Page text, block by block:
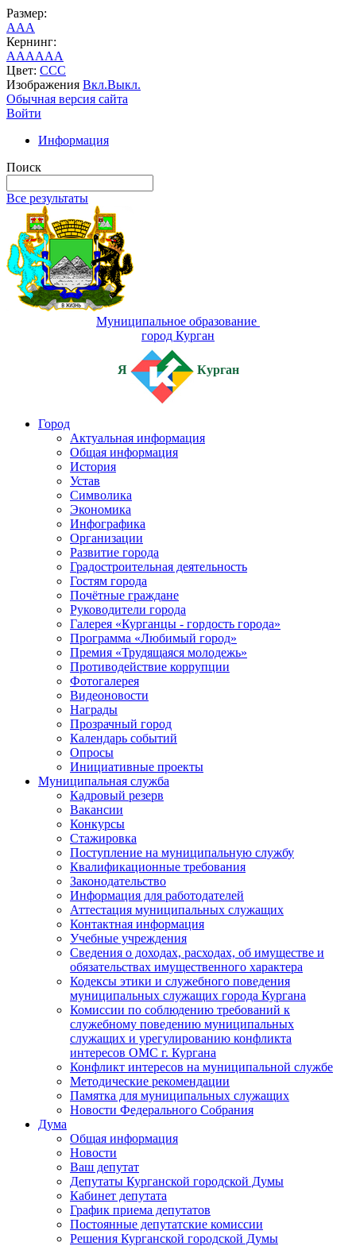
Размер:
AAA
Кернинг:
AAAAAA
Цвет: CCC
Изображения Вкл.Выкл.
Обычная версия сайта
Войти
Информация
Поиск
Все результаты
Муниципальное образование
город Курган
Я Курган
Город
Актуальная информация
Общая информация
История
Устав
Символика
Экономика
Инфографика
Организации
Развитие города
Градостроительная деятельность
Гостям города
Почётные граждане
Руководители города
Галерея «Курганцы - гордость города»
Программа «Любимый город»
Премия «Трудящаяся молодежь»
Противодействие коррупции
Фотогалерея
Видеоновости
Награды
Прозрачный город
Календарь событий
Опросы
Инициативные проекты
Муниципальная служба
Кадровый резерв
Вакансии
Конкурсы
Стажировка
Поступление на муниципальную службу
Квалификационные требования
Законодательство
Информация для работодателей
Аттестация муниципальных служащих
Контактная информация
Учебные учреждения
Сведения о доходах, расходах, об имуществе и
обязательствах имущественного характера
Кодексы этики и служебного поведения
муниципальных служащих города Кургана
Комиссии по соблюдению требований к
служебному поведению муниципальных
служащих и урегулированию конфликта
интересов ОМС г. Кургана
Конфликт интересов на муниципальной службе
Методические рекомендации
Памятка для муниципальных служащих
Новости Федерального Cобрания
Дума
Общая информация
Новости
Ваш депутат
Депутаты Курганской городской Думы
Кабинет депутата
График приема депутатов
Постоянные депутатские комиссии
Решения Курганской городской Думы